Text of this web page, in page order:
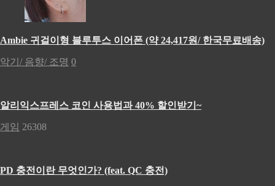
Ambie 귀걸이형 블루투스 이어폰 (약 24,417원/ 한국무료배송)
악기/ 음향/ 조명 0
알리익스프레스 코인 사용법과 40% 할인받기~
게임 26308
PD 충전이란 무엇인가? (feat. QC 충전)